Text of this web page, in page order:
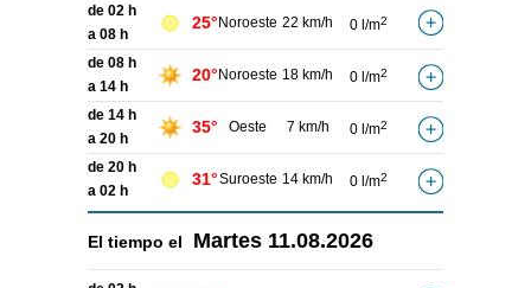
de 02 h
a 08 h
25° Noroeste 22 km/h 0 l/m2
de 08 h
a 14 h
20° Noroeste 18 km/h 0 l/m2
de 14 h
a 20 h
35° Oeste 7 km/h 0 l/m2
de 20 h
a 02 h
31°Suroeste 14 km/h 0 l/m2
El tiempo el Martes 11.08.2026